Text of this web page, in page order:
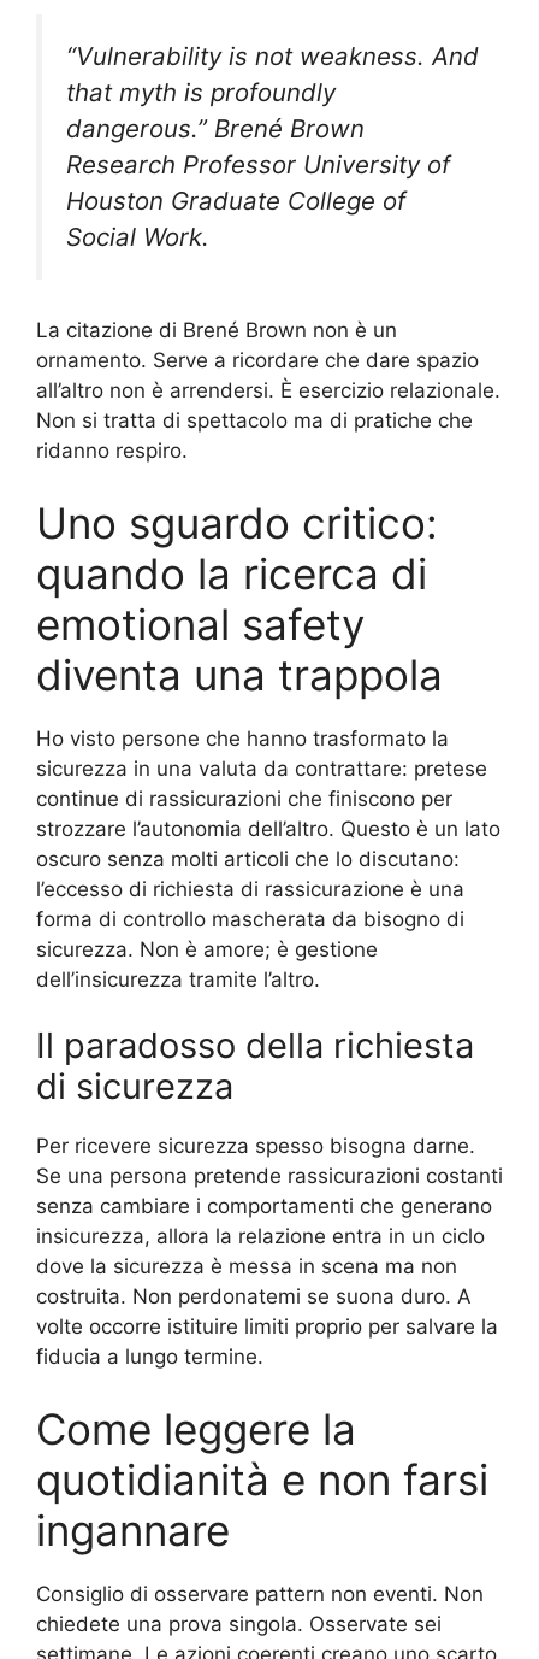
“Vulnerability is not weakness. And
that myth is profoundly
dangerous.” Brené Brown
Research Professor University of
Houston Graduate College of
Social Work.
La citazione di Brené Brown non è un
ornamento. Serve a ricordare che dare spazio
all’altro non è arrendersi. È esercizio relazionale.
Non si tratta di spettacolo ma di pratiche che
ridanno respiro.
Uno sguardo critico:
quando la ricerca di
emotional safety
diventa una trappola
Ho visto persone che hanno trasformato la
sicurezza in una valuta da contrattare: pretese
continue di rassicurazioni che finiscono per
strozzare l’autonomia dell’altro. Questo è un lato
oscuro senza molti articoli che lo discutano:
l’eccesso di richiesta di rassicurazione è una
forma di controllo mascherata da bisogno di
sicurezza. Non è amore; è gestione
dell’insicurezza tramite l’altro.
Il paradosso della richiesta
di sicurezza
Per ricevere sicurezza spesso bisogna darne.
Se una persona pretende rassicurazioni costanti
senza cambiare i comportamenti che generano
insicurezza, allora la relazione entra in un ciclo
dove la sicurezza è messa in scena ma non
costruita. Non perdonatemi se suona duro. A
volte occorre istituire limiti proprio per salvare la
fiducia a lungo termine.
Come leggere la
quotidianità e non farsi
ingannare
Consiglio di osservare pattern non eventi. Non
chiedete una prova singola. Osservate sei
settimane. Le azioni coerenti creano uno scarto